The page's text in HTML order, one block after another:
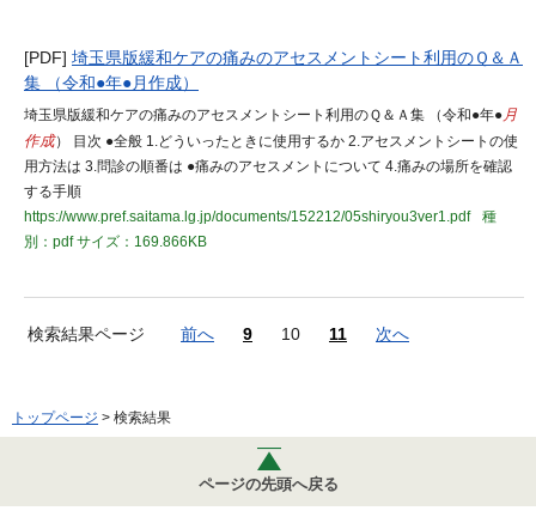
[PDF] 埼玉県版緩和ケアの痛みのアセスメントシート利用のＱ＆Ａ
集 （令和●年●月作成）
埼玉県版緩和ケアの痛みのアセスメントシート利用のＱ＆Ａ集 （令和●年●月
作成） 目次 ●全般 1.どういったときに使用するか 2.アセスメントシートの使
用方法は 3.問診の順番は ●痛みのアセスメントについて 4.痛みの場所を確認
する手順
https://www.pref.saitama.lg.jp/documents/152212/05shiryou3ver1.pdf
種
別：pdfサイズ：169.866KB
検索結果ページ 前へ 9 10 11 次へ
トップページ > 検索結果
ページの先頭へ戻る